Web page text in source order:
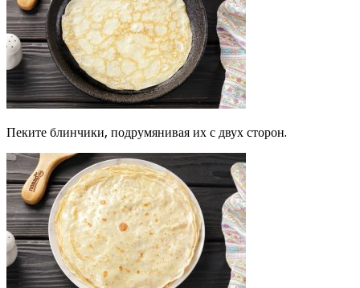
Пеките блинчики, подрумянивая их с двух сторон.